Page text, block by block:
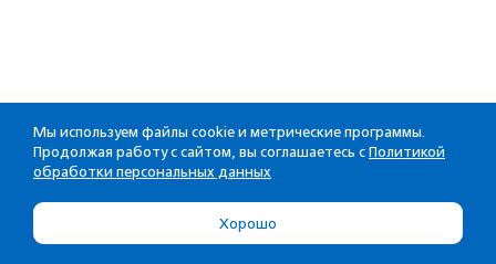
Мы используем файлы cookie и метрические программы.
Продолжая работу с сайтом, вы соглашаетесь с Политикой
обработки персональных данных
Хорошо